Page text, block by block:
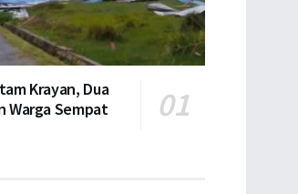
Krayan, Dua
Warga Sempat